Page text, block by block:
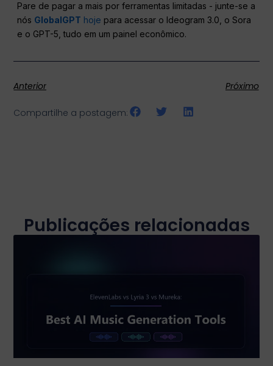
Pare de pagar a mais por ferramentas limitadas - junte-se a
nós GlobalGPT hoje para acessar o Ideogram 3.0, o Sora
e o GPT-5, tudo em um painel econômico.
Anterior Próximo
Compartilhe a postagem:
Publicações relacionadas